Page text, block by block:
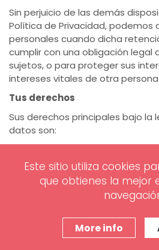
Sin perjuicio de las demás
Política de Privacidad, podemos
personales cuando dicha
cumplir con una obligación legal
sujetos, o para proteger sus
intereses vitales de otra
Tus derechos
Sus derechos principales bajo la
datos son:
Tiene derecho a la confirmación
sus datos personales y, cuando
a sus datos personales, junto
los fines del procesamiento, las
personales afectados y los
Este sitio utiliza cookies
que obtienes la mejor
More info